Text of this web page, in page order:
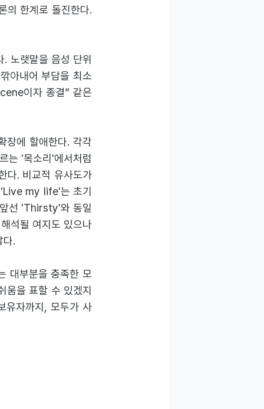
의 한계로 돌진한다.
노랫말을 음성 단위
아내어 부담을 최소
이자 종결” 같은
장에 할애한다. 각각
는 '목소리'에서처럼
다. 비교적 유사도가
my life'는 초기
선 'Thirsty'와 동일
석될 여지도 있으나
다.
대부분을 충족한 모
을 표할 수 있겠지
유자까지, 모두가 사